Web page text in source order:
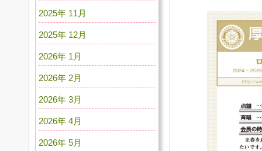
2025年 11月
2025年 12月
2026年 1月
2026年 2月
2026年 3月
2026年 4月
2026年 5月